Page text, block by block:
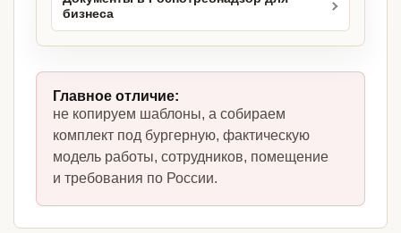
бизнеса
Главное отличие:
не копируем шаблоны, а собираем
комплект под бургерную, фактическую
модель работы, сотрудников, помещение
и требования по России.